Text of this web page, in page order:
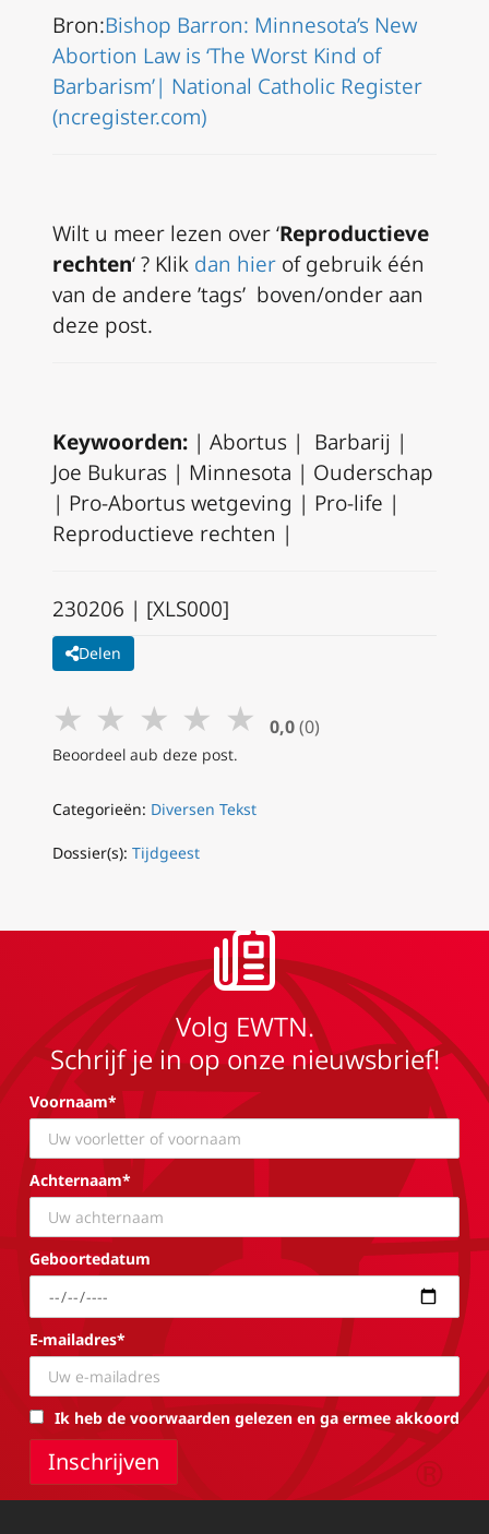
Bron:Bishop Barron: Minnesota’s New
Abortion Law is ‘The Worst Kind of
Barbarism’| National Catholic Register
(ncregister.com)
Wilt u meer lezen over ‘Reproductieve
rechten‘ ? Klik dan hier of gebruik één
van de andere ’tags’ boven/onder aan
deze post.
Keywoorden: | Abortus | Barbarij |
Joe Bukuras | Minnesota | Ouderschap
| Pro-Abortus wetgeving | Pro-life |
Reproductieve rechten |
230206 | [XLS000]
Delen
★ ★ ★ ★ ★ 0,0 (0)
Beoordeel aub deze post.
Categorieën: Diversen Tekst
Dossier(s): Tijdgeest
Volg EWTN.
Schrijf je in op onze nieuwsbrief!
Voornaam*
Achternaam*
Geboortedatum
E-mailadres*
Ik heb de voorwaarden gelezen en ga ermee akkoord